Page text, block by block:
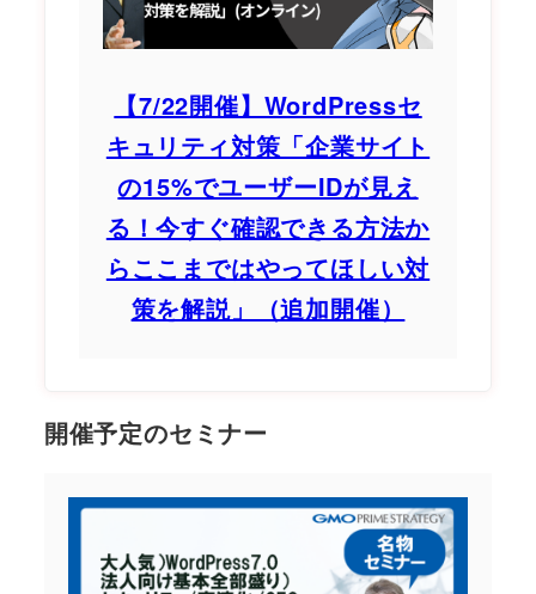
【7/22開催】WordPressセ
キュリティ対策「企業サイト
の15%でユーザーIDが見え
る！今すぐ確認できる方法か
らここまではやってほしい対
策を解説」（追加開催）
開催予定のセミナー